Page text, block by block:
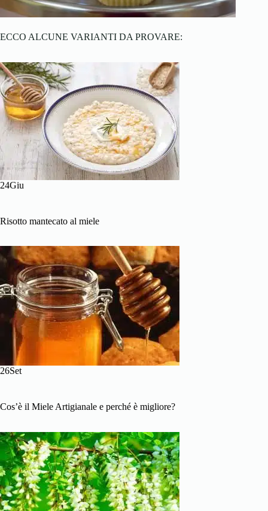
ECCO ALCUNE VARIANTI DA PROVARE:
24Giu
Risotto mantecato al miele
26Set
Cos’è il Miele Artigianale e perché è migliore?